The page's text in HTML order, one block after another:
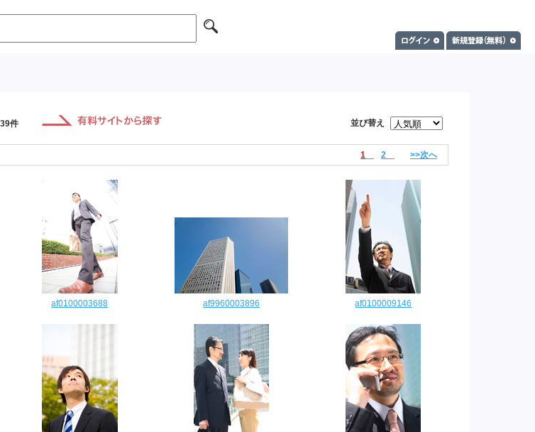
件 並び替え
1 2 >>次へ
af0100003688 af9960003896 af0100009146